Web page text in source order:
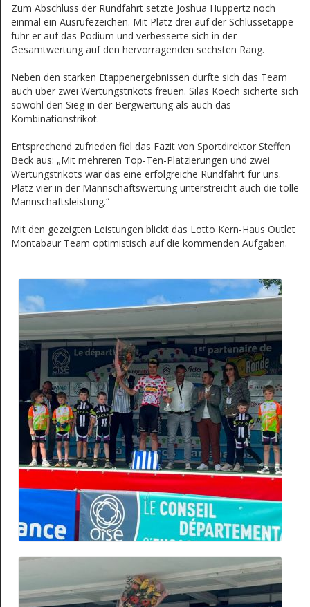
Zum Abschluss der Rundfahrt setzte Joshua Huppertz noch
einmal ein Ausrufezeichen. Mit Platz drei auf der Schlussetappe
fuhr er auf das Podium und verbesserte sich in der
Gesamtwertung auf den hervorragenden sechsten Rang.
Neben den starken Etappenergebnissen durfte sich das Team
auch über zwei Wertungstrikots freuen. Silas Koech sicherte sich
sowohl den Sieg in der Bergwertung als auch das
Kombinationstrikot.
Entsprechend zufrieden fiel das Fazit von Sportdirektor Steffen
Beck aus: „Mit mehreren Top-Ten-Platzierungen und zwei
Wertungstrikots war das eine erfolgreiche Rundfahrt für uns.
Platz vier in der Mannschaftswertung unterstreicht auch die tolle
Mannschaftsleistung.“
Mit den gezeigten Leistungen blickt das Lotto Kern-Haus Outlet
Montabaur Team optimistisch auf die kommenden Aufgaben.